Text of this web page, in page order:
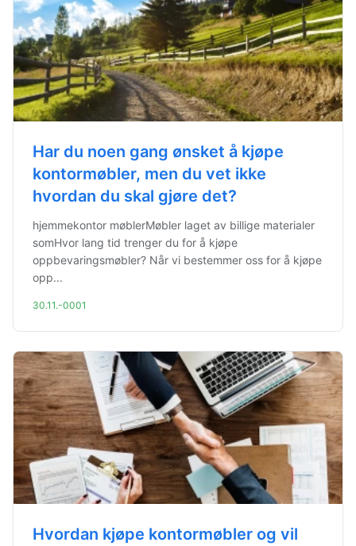
Har du noen gang ønsket å kjøpe
kontormøbler, men du vet ikke
hvordan du skal gjøre det?
hjemmekontor møblerMøbler laget av billige materialer
somHvor lang tid trenger du for å kjøpe
oppbevaringsmøbler? Når vi bestemmer oss for å kjøpe
opp...
30.11.-0001
Hvordan kjøpe kontormøbler og vil